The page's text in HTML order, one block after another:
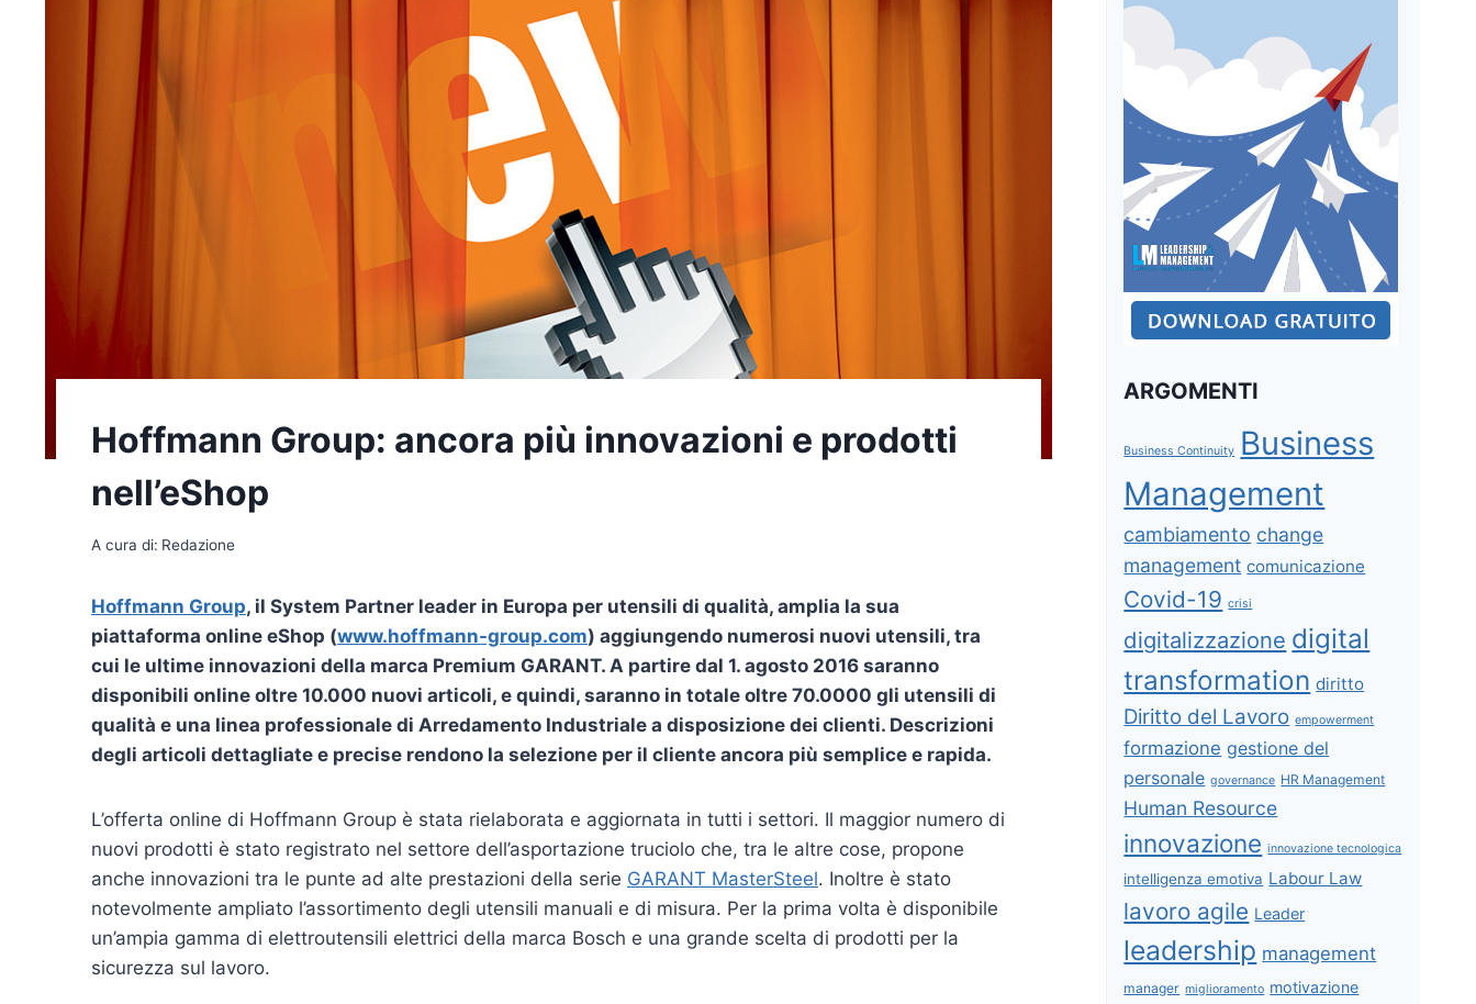
Hoffmann Group: ancora più innovazioni e prodotti
nell’eShop
A cura di: Redazione
Hoffmann Group, il System Partner leader in Europa per utensili di qualità, amplia la sua
piattaforma online eShop (www.hoffmann-group.com) aggiungendo numerosi nuovi utensili, tra
cui le ultime innovazioni della marca Premium GARANT. A partire dal 1. agosto 2016 saranno
disponibili online oltre 10.000 nuovi articoli, e quindi, saranno in totale oltre 70.0000 gli utensili di
qualità e una linea professionale di Arredamento Industriale a disposizione dei clienti. Descrizioni
degli articoli dettagliate e precise rendono la selezione per il cliente ancora più semplice e rapida.
L’offerta online di Hoffmann Group è stata rielaborata e aggiornata in tutti i settori. Il maggior numero di
nuovi prodotti è stato registrato nel settore dell’asportazione truciolo che, tra le altre cose, propone
anche innovazioni tra le punte ad alte prestazioni della serie GARANT MasterSteel. Inoltre è stato
notevolmente ampliato l’assortimento degli utensili manuali e di misura. Per la prima volta è disponibile
un’ampia gamma di elettroutensili elettrici della marca Bosch e una grande scelta di prodotti per la
sicurezza sul lavoro.
ARGOMENTI
Business Continuity Business
Management
cambiamento change
management comunicazione
Covid-19 crisi
digitalizzazione digital
transformation diritto
Diritto del Lavoro empowerment
formazione gestione del
personale governance HR Management
Human Resource
innovazione innovazione tecnologica
intelligenza emotiva Labour Law
lavoro agile Leader
leadership management
manager miglioramento motivazione